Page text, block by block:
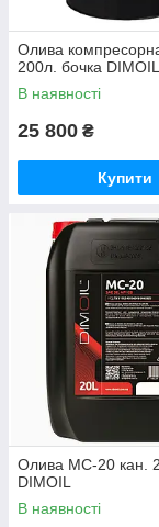
Олива
200л. бочка DIMOIL
В наявності
25 800 ₴
Купити
Олива МС-20 кан.
DIMOIL
В наявності